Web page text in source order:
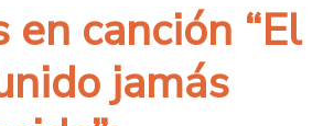
en canción “El
jamás